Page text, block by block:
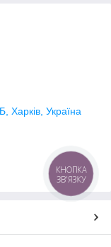
Харків, Україна
КНОПКА
ЗВ'ЯЗКУ